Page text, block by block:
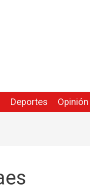
Deportes Opinión